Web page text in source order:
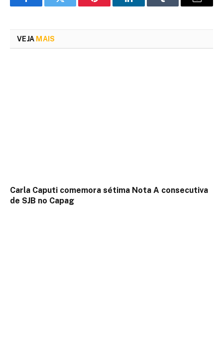
FacebookTwitter Pinterest LinkedInTumblr Email
VEJA MAIS
Carla Caputi comemora sétima Nota A consecutiva
de SJB no Capag